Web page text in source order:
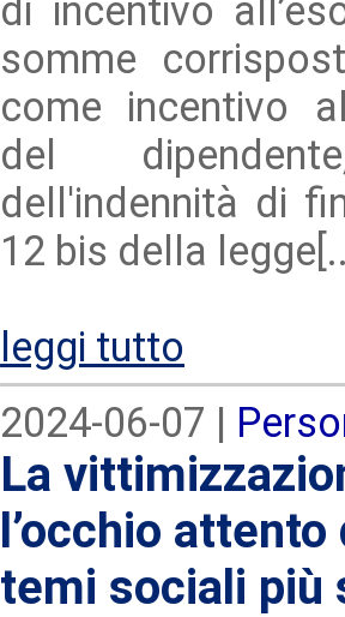
di incentivo
somme
come incentivo
del
dell'indennità di
12 bis della
leggi tutto
2024-06-07 |
La
l’occhio
temi sociali più